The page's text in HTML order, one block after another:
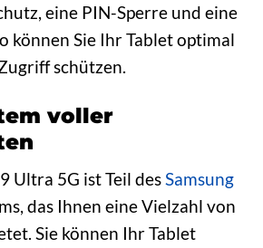
eine PIN-Sperre und eine
können Sie Ihr Tablet optimal
schützen.
voller
Ultra 5G ist Teil desSamsung
das Ihnen eine Vielzahl von
Sie können Ihr Tablet